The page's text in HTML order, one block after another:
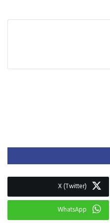
X (Twitter)
WhatsApp